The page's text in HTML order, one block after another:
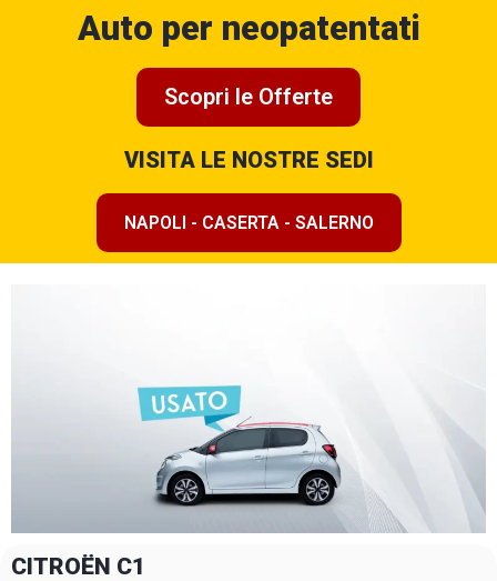
Auto per neopatentati
Scopri le Offerte
VISITA LE NOSTRE SEDI
NAPOLI - CASERTA - SALERNO
CITROËN C1